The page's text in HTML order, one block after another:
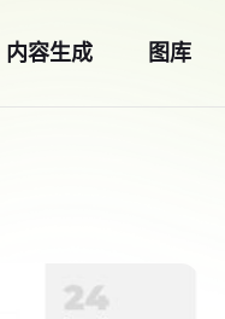
内容生成 图库